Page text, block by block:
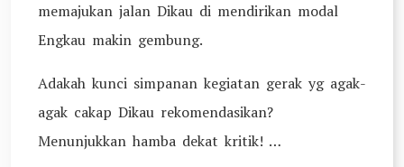
memajukan jalan Dikau di mendirikan modal
Engkau makin gembung.
Adakah kunci simpanan kegiatan gerak yg agak-
agak cakap Dikau rekomendasikan?
Menunjukkan hamba dekat kritik! …